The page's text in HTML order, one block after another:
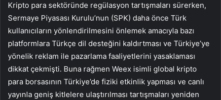
Kripto para sektöründe regülasyon tartışmaları sürerken,
Sermaye Piyasası Kurulu’nun (SPK) daha önce Türk
kullanıcıların yönlendirilmesini önlemek amacıyla bazı
platformlara Türkçe dil desteğini kaldırtması ve Türkiye’ye
yönelik reklam ile pazarlama faaliyetlerini yasaklaması
dikkat çekmişti. Buna rağmen Weex isimli global kripto
para borsasının Türkiye’de fiziki etkinlik yapması ve canlı
yayınla geniş kitlelere ulaştırılması tartışmaları yeniden